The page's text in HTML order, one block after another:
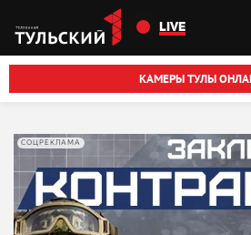
Перейти к основному содержанию
LIVE
КАМЕРЫ ТУЛЫ
СОЦРЕКЛАМА